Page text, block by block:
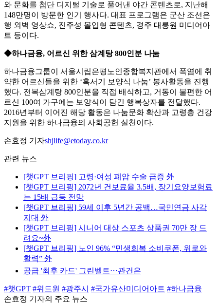
와 문화를 첨단 디지털 기술로 풀어낸 야간 콘텐츠로, 지난해
148만명이 방문한 인기 행사다. 대표 프로그램은 군산 조선은
행 외벽 영상쇼, 진주성 몰입형 콘텐츠, 경주 대릉원 미디어아
트 등이다.
◆하나금융, 어르신 위한 삼계탕 800인분 나눔
하나금융그룹이 서울시립은평노인종합복지관에서 폭염에 취
약한 어르신들을 위한 ‘혹서기 보양식 나눔’ 봉사활동을 진행
했다. 전복삼계탕 800인분을 직접 배식하고, 거동이 불편한 어
르신 100여 가구에는 보양식이 담긴 행복상자를 전달했다.
2016년부터 이어진 해당 활동은 나눔문화 확산과 고령층 건강
지원을 위한 하나금융의 사회공헌 실천이다.
손효정 기자shjlife@etoday.co.kr
관련 뉴스
[챗GPT 브리핑] 고령·여성 폐암 수술 급증 外
[챗GPT 브리핑] 2072년 건보료율 3.5배, 장기요양보험료
는 15배 급등 전망
[챗GPT 브리핑] 59세 이후 5년간 공백…국민연금 사각
지대 外
[챗GPT 브리핑] 시니어 대상 스포츠 상품권 70만 장 드
려요~外
[챗GPT 브리핑] 노인 96% “민생회복 소비쿠폰, 위로와
활력” 外
공급 '최후 카드' 그린벨트⋯관건은
#챗GPT #위드원 #광주시 #국가유산미디어아트 #하나금융
손효정 기자의 주요 뉴스